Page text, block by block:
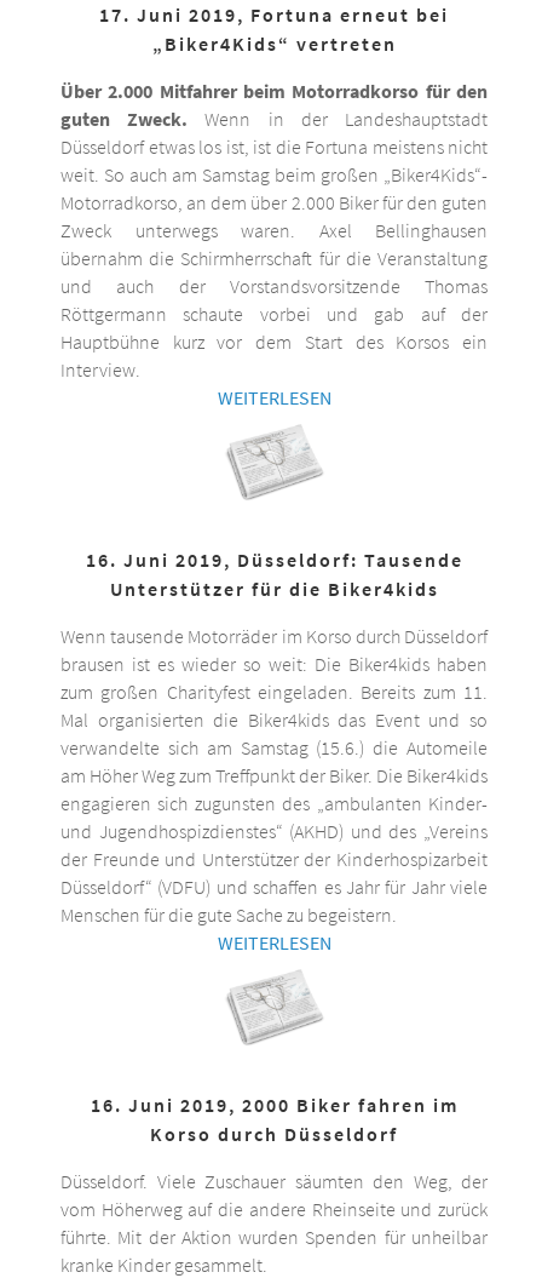
17. Juni 2019, Fortuna erneut bei
„Biker4Kids“ vertreten
Über 2.000 Mitfahrer beim Motorradkorso für den
guten Zweck. Wenn in der Landeshauptstadt
Düsseldorf etwas los ist, ist die Fortuna meistens nicht
weit. So auch am Samstag beim großen „Biker4Kids“-
Motorradkorso, an dem über 2.000 Biker für den guten
Zweck unterwegs waren. Axel Bellinghausen
übernahm die Schirmherrschaft für die Veranstaltung
und auch der Vorstandsvorsitzende Thomas
Röttgermann schaute vorbei und gab auf der
Hauptbühne kurz vor dem Start des Korsos ein
Interview.
WEITERLESEN
16. Juni 2019, Düsseldorf: Tausende
Unterstützer für die Biker4kids
Wenn tausende Motorräder im Korso durch Düsseldorf
brausen ist es wieder so weit: Die Biker4kids haben
zum großen Charityfest eingeladen. Bereits zum 11.
Mal organisierten die Biker4kids das Event und so
verwandelte sich am Samstag (15.6.) die Automeile
am Höher Weg zum Treffpunkt der Biker. Die Biker4kids
engagieren sich zugunsten des „ambulanten Kinder-
und Jugendhospizdienstes“ (AKHD) und des „Vereins
der Freunde und Unterstützer der Kinderhospizarbeit
Düsseldorf“ (VDFU) und schaffen es Jahr für Jahr viele
Menschen für die gute Sache zu begeistern.
WEITERLESEN
16. Juni 2019, 2000 Biker fahren im
Korso durch Düsseldorf
Düsseldorf. Viele Zuschauer säumten den Weg, der
vom Höherweg auf die andere Rheinseite und zurück
führte. Mit der Aktion wurden Spenden für unheilbar
kranke Kinder gesammelt.